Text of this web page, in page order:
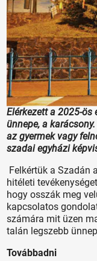
Elérkezett a 2025-ös
ünnepe, a
az gyermek vagy
szadai egyházi
Felkértük a Szadán
hitéleti
hogy osszák meg
kapcsolatos
számára mit üzen
talán legszebb
Továbbadni